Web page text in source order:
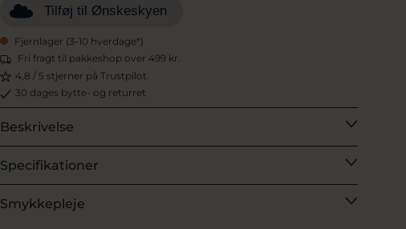
Tilføj til Ønskeskyen
Fjernlager (3-10 hverdage*)
Fri fragt til pakkeshop over 499 kr.
4,8 / 5 stjerner på Trustpilot
30 dages bytte- og returret
Beskrivelse
Specifikationer
Smykkepleje